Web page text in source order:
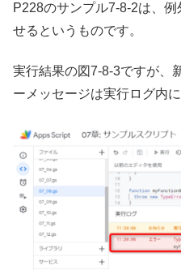
P228のサンプル7-8-2は、
せるというものです。
実行結果の図7-8-3ですが、
ーメッセージは実行ログ内に